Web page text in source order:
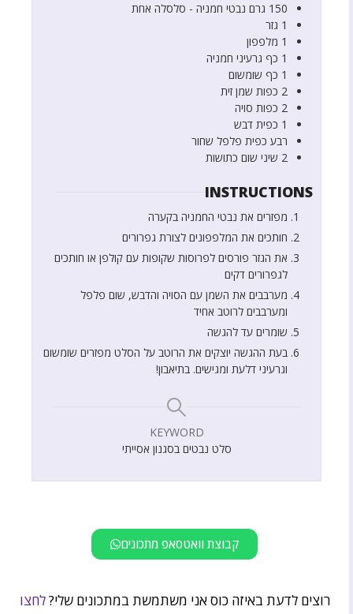
150 גרם נבטי חמניה - סלסלה אחת
1 גזר
1 מלפפון
1 כף גרעיני חמניה
1 כף שומשום
2 כפות שמן זית
2 כפות סויה
1 כפית דבש
רבע כפית פלפל שחור
2 שיני שום כתושות
INSTRUCTIONS
מפזרים את נבטי החמניה בקערה
חותכים את המלפפונים לצורת גפרורים
את הגזר פורסים לפרוסות שקופות עם קולפן או חותכים
לגפרורים דקים
מערבבים את השמן עם הסויה והדבש, שום פלפל
ומערבבים לרוטב אחיד
שומרים עד להגשה
בעת ההגשה יוצקים את הרוטב על הסלט מפזרים שומשום
וגרעיני דלעת ומגישים. בתיאבון!
KEYWORD
סלט נבטים בסגנון אסייתי
קבוצת וואטסאפ מתכונים
רוצים לדעת באיזה כוס אני משתמשת במתכונים שלי?לחצו